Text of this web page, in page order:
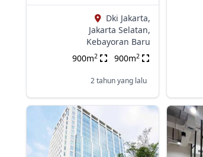
Dki Jakarta,
Jakarta Selatan,
Kebayoran Baru
900m2 900m2
2 tahun yang lalu